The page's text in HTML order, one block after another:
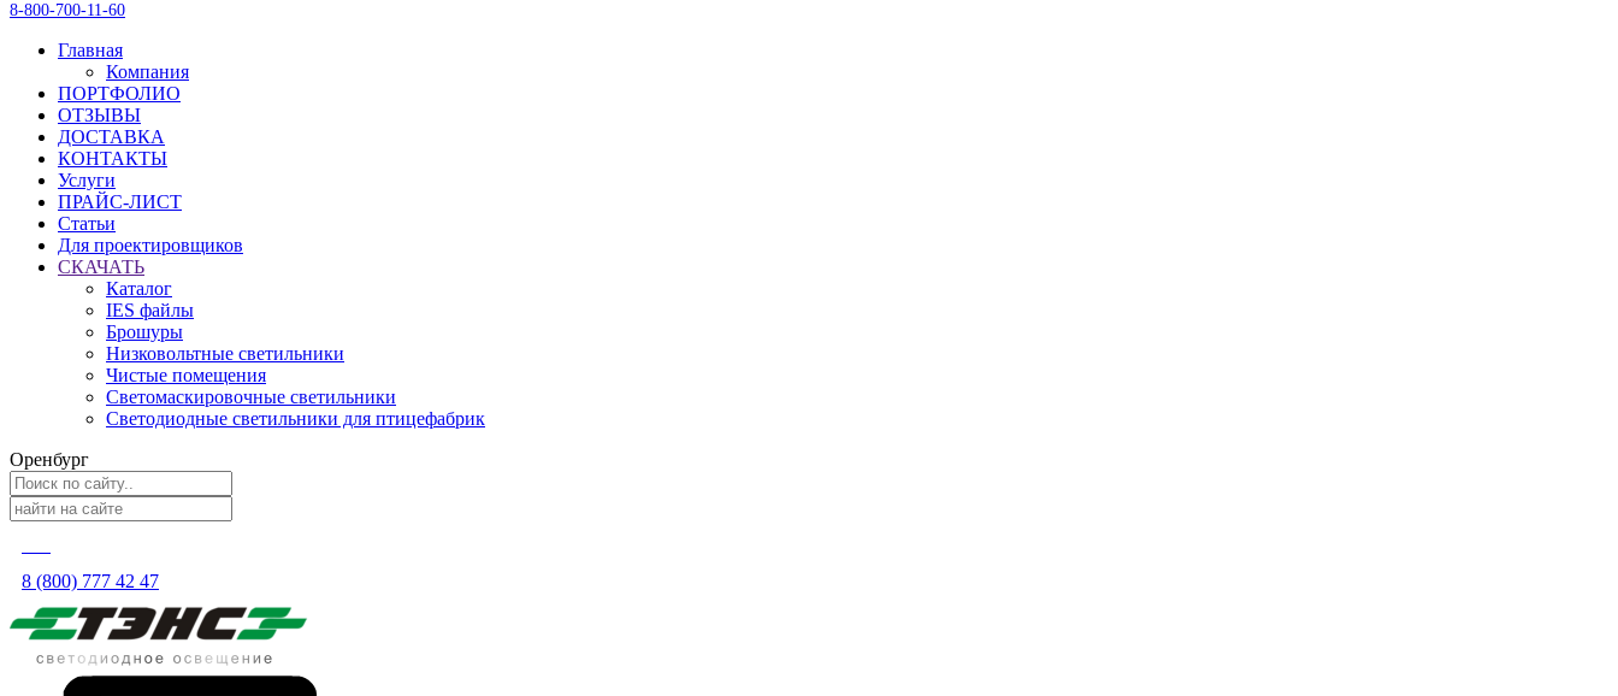
8-800-700-11-60
Главная
Компания
ПОРТФОЛИО
ОТЗЫВЫ
ДОСТАВКА
КОНТАКТЫ
Услуги
ПРАЙС-ЛИСТ
Статьи
Для проектировщиков
СКАЧАТЬ
Каталог
IES файлы
Брошуры
Низковольтные светильники
Чистые помещения
Светомаскировочные светильники
Светодиодные светильники для птицефабрик
Оренбург
8 (800) 777 42 47